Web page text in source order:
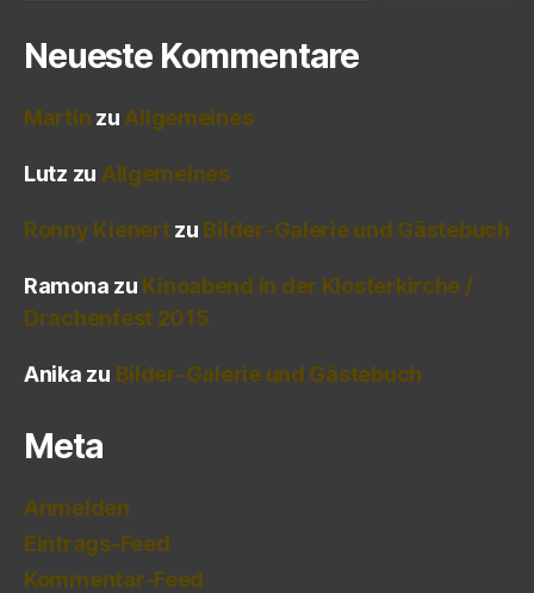
Neueste Kommentare
Martin zu Allgemeines
Lutz zu Allgemeines
Ronny Kienertzu Bilder-Galerie und Gästebuch
Ramona zu Kinoabend in der Klosterkirche /
Drachenfest 2015
Anika zu Bilder-Galerie und Gästebuch
Meta
Anmelden
Eintrags-Feed
Kommentar-Feed